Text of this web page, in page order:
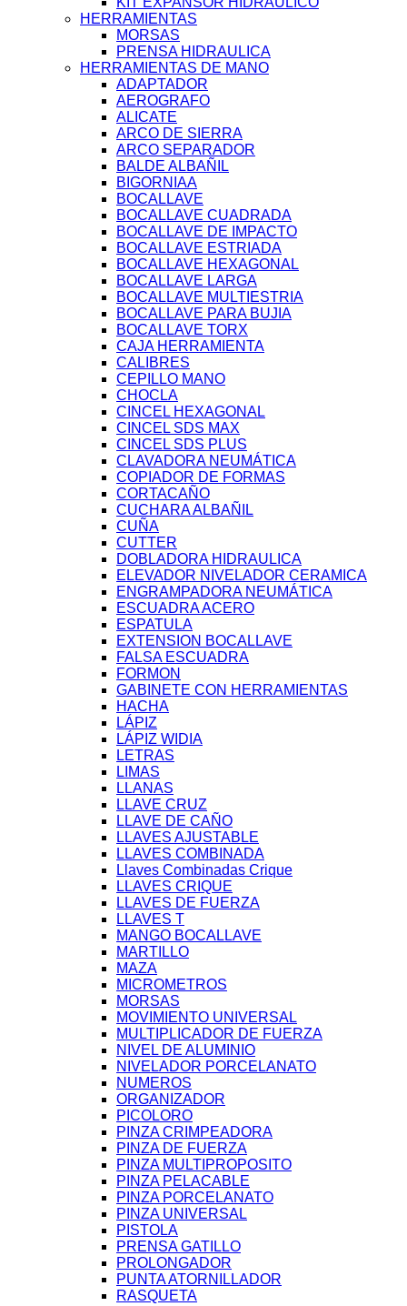
HERRAMIENTAS
MORSAS
PRENSA HIDRAULICA
HERRAMIENTAS DE MANO
ADAPTADOR
AEROGRAFO
ALICATE
ARCO DE SIERRA
ARCO SEPARADOR
BALDE ALBAÑIL
BIGORNIAA
BOCALLAVE
BOCALLAVE CUADRADA
BOCALLAVE DE IMPACTO
BOCALLAVE ESTRIADA
BOCALLAVE HEXAGONAL
BOCALLAVE LARGA
BOCALLAVE MULTIESTRIA
BOCALLAVE PARA BUJIA
BOCALLAVE TORX
CAJA HERRAMIENTA
CALIBRES
CEPILLO MANO
CHOCLA
CINCEL HEXAGONAL
CINCEL SDS MAX
CINCEL SDS PLUS
CLAVADORA NEUMÁTICA
COPIADOR DE FORMAS
CORTACAÑO
CUCHARA ALBAÑIL
CUÑA
CUTTER
DOBLADORA HIDRAULICA
ELEVADOR NIVELADOR CERAMICA
ENGRAMPADORA NEUMÁTICA
ESCUADRA ACERO
ESPATULA
EXTENSION BOCALLAVE
FALSA ESCUADRA
FORMON
GABINETE CON HERRAMIENTAS
HACHA
LÁPIZ
LÁPIZ WIDIA
LETRAS
LIMAS
LLANAS
LLAVE CRUZ
LLAVE DE CAÑO
LLAVES AJUSTABLE
LLAVES COMBINADA
Llaves Combinadas Crique
LLAVES CRIQUE
LLAVES DE FUERZA
LLAVES T
MANGO BOCALLAVE
MARTILLO
MAZA
MICROMETROS
MORSAS
MOVIMIENTO UNIVERSAL
MULTIPLICADOR DE FUERZA
NIVEL DE ALUMINIO
NIVELADOR PORCELANATO
NUMEROS
ORGANIZADOR
PICOLORO
PINZA CRIMPEADORA
PINZA DE FUERZA
PINZA MULTIPROPOSITO
PINZA PELACABLE
PINZA PORCELANATO
PINZA UNIVERSAL
PISTOLA
PRENSA GATILLO
PROLONGADOR
PUNTA ATORNILLADOR
RASQUETA